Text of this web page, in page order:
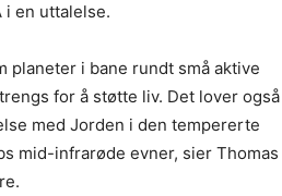
i en uttalelse.
i bane rundt små aktive
for å støtte liv. Det lover også
med Jorden i den tempererte
mid-infrarøde evner, sier Thomas